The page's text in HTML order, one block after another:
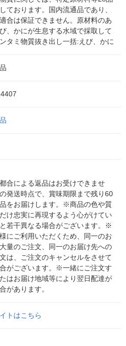
ております。国内流通品であり、
合は保証できません。原材料のあ
、かにが生息する水域で採取して
タミ物質抜き出し一括:えび、かに
合による返品はお受けできませ
発送時点で、賞味期限まで残り60
をお届けします。※商品の色や質
け忠実に再現するよう心がけてい
若干異なる場合がございます。※
にご利用いただくため、同一のお
量のご注文、同一のお届け先への
は、ご注文のキャンセルをさせて
がございます。※一緒にご注文す
はお届け地域等により翌日配達が
があります。
トはこちら